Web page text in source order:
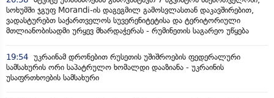
სოხუმში ჯგუფ Morandi-ის დაგეგმილ გამოსვლასთან დაკავშირებით,
ვადასტურებთ საქართველოს სუვერენიტეტისა და ტერიტორიული
მთლიანობისადმი ურყევ მხარდაჭერას - რუმინეთის საგარეო უწყება
19:54 უკრაინამ დრონებით რუსეთის უშიშროების ფედერალური
სამსახურის ორი საპატრულო ხომალდი დააზიანა - უკრაინის
უსაფრთხოების სამსახური